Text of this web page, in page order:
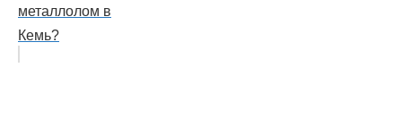
металлолом в
Кемь?